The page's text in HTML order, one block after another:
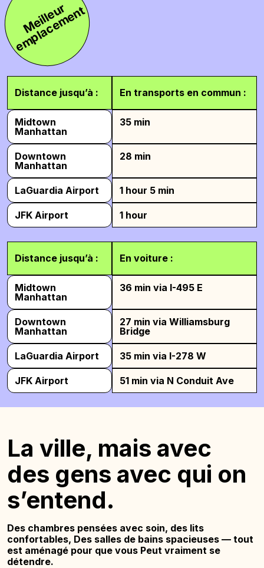
M
e
i
l
l
e
u
r
e
m
p
l
a
c
e
m
e
n
t
Distance jusqu’à : En transports en commun :
Midtown
Manhattan
35 min
Downtown
Manhattan
28 min
LaGuardia Airport 1 hour 5 min
JFK Airport 1 hour
Distance jusqu’à : En voiture :
Midtown
Manhattan
36 min via I-495 E
Downtown
Manhattan
27 min via Williamsburg
Bridge
LaGuardia Airport 35 min via I-278 W
JFK Airport 51 min via N Conduit Ave
La ville, mais avec
des gens avec qui on
s’entend.
Des chambres pensées avec soin, des lits
confortables, Des salles de bains spacieuses — tout
est aménagé pour que vous Peut vraiment se
détendre.